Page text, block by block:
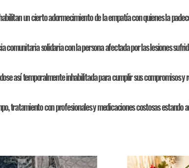
un cierto adormecimiento de la empatía con quienes la
solidaria con la persona afectada por las lesiones
así temporalmente inhabilitada para cumplir sus compromisos
tratamiento con profesionales y medicaciones costosas estando